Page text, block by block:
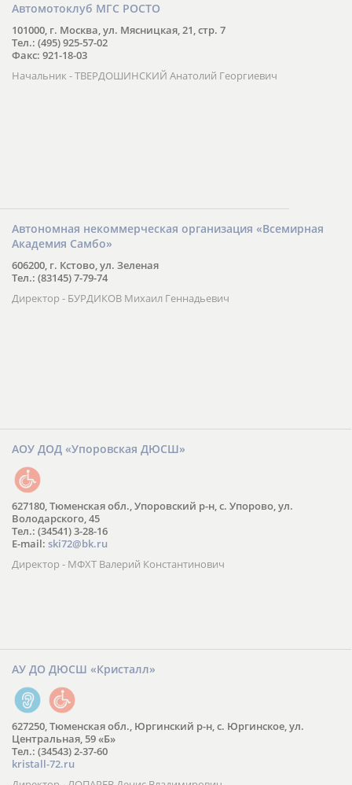
Автомотоклуб МГС РОСТО
101000, г. Москва, ул. Мясницкая, 21, стр. 7
Тел.: (495) 925-57-02
Факс: 921-18-03
Начальник - ТВЕРДОШИНСКИЙ Анатолий Георгиевич
Автономная некоммерческая организация «Всемирная
Академия Самбо»
606200, г. Кстово, ул. Зеленая
Тел.: (83145) 7-79-74
Директор - БУРДИКОВ Михаил Геннадьевич
АОУ ДОД «Упоровская ДЮСШ»
627180, Тюменская обл., Упоровский р-н, с. Упорово, ул.
Володарского, 45
Тел.: (34541) 3-28-16
E-mail: ski72@bk.ru
Директор - МФХТ Валерий Константинович
АУ ДО ДЮСШ «Кристалл»
627250, Тюменская обл., Юргинский р-н, с. Юргинское, ул.
Центральная, 59 «Б»
Тел.: (34543) 2-37-60
kristall-72.ru